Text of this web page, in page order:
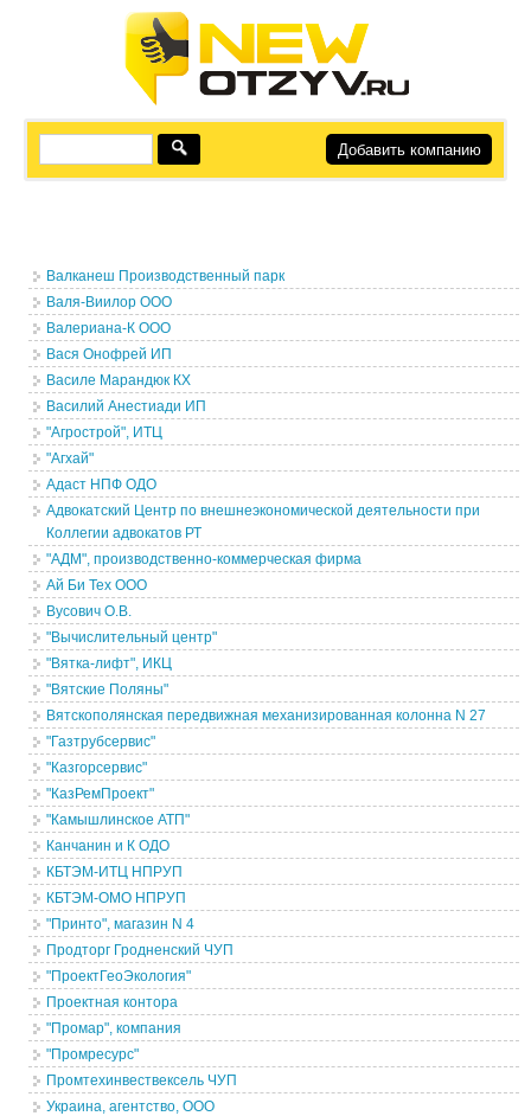
Добавить компанию
Валканеш Производственный парк
Валя-Виилор ООО
Валериана-К ООО
Вася Онофрей ИП
Василе Марандюк КХ
Василий Анестиади ИП
"Агрострой", ИТЦ
"Агхай"
Адаст НПФ ОДО
Адвокатский Центр по внешнеэкономической деятельности при
Коллегии адвокатов РТ
"АДМ", производственно-коммерческая фирма
Ай Би Тех ООО
Вусович О.В.
"Вычислительный центр"
"Вятка-лифт", ИКЦ
"Вятские Поляны"
Вятскополянская передвижная механизированная колонна N 27
"Газтрубсервис"
"Казгорсервис"
"КазРемПроект"
"Камышлинское АТП"
Канчанин и К ОДО
КБТЭМ-ИТЦ НПРУП
КБТЭМ-ОМО НПРУП
"Принто", магазин N 4
Продторг Гродненский ЧУП
"ПроектГеоЭкология"
Проектная контора
"Промар", компания
"Промресурс"
Промтехинвествексель ЧУП
Украина, агентство, ООО